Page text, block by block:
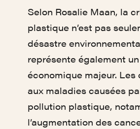
Selon Rosalie Maan, la
plastique n’est pas
désastre
représente également
économique majeur. Les
aux maladies causées
pollution plastique,
l’augmentation des